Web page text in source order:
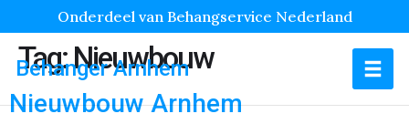
Onderdeel van Behangservice Nederland
Behanger Arnhem
Tag:Nieuwbouw
Nieuwbouw Arnhem